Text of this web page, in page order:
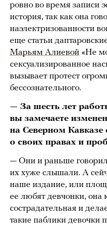
ровно во время записи
история, так как она
наэлектризованности
еще статьи
Марьям Алиевой «Не
сексуализированное
вызывает протест
бессознательного.
— За шесть лет
вы замечаете
на Северном Кавказе
о своих правах и
— Они и раньше
их хуже слышали. А
наше издание, или
ее любят девчонки, она
сострадательная и
такие паблики девочки